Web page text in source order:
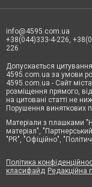
info@4595.com.ua
+38(044)333-4-226,
226
Допускається
4595.com.ua за умови
4595.com.ua - Сайт
розміщення прямого,
на цитовані статті не
Порушення виняткових
Матеріали з плашками
матеріал",
"PR", "Офіційно",
Політика
класифайд Редакційна